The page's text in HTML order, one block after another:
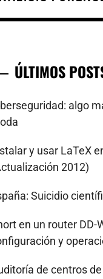
ÚLTIMOS
algo
y usar LaTeX
2012)
Suicidio
en un router DD-
y
de centros